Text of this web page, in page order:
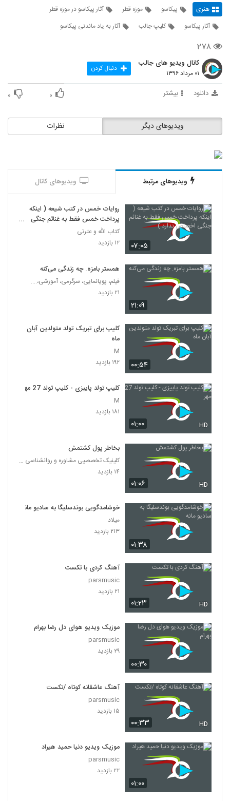
هنری پیکاسو موزه قطر
آثار پیکاسو در موزه قطر
آثار پیکاسو
کلیپ جالب آثار به یاد ماندنی پیکاسو
۲۷۸
کانال ویدیو های جالب
۰۱ مرداد ۱۳۹۶ دنبال کردن
دانلود بیشتر ۰ ۰
نظرات ویدیوهای دیگر
ویدیوهای مرتبط ویدیوهای کانال
۰۷:۰۵
روایات خمس در کتب شیعه ( اینکه
پرداخت خمس فقط به غنائم جنگی
اخصاص ندارد )
کتاب الله و عترتی
۱۲ بازدید
۲۱:۰۹
همستر بامزه. چه زندگی می‌کنه
فیلم، پویانمایی، سرگرمی، آموزشی،....
۲۱ بازدید
۰۰:۵۴
کلیپ برای تبریک تولد متولدین آبان
ماه
M
۱۹۲ بازدید
۰۱:۰۰ HD
کلیپ تولد پاییزی - کلیپ تولد 27 مهر
M
۱۸۱ بازدید
۰۱:۰۶ HD
بخاطر پول کشتمش
کلینیک تخصصیی مشاوره و روانشناسی خانواده ایرانی
۱۴ بازدید
۰۱:۳۸
خوشامدگویی بوندسلیگا به سادیو مانه
میلاد
۲۱۳ بازدید
۰۱:۲۳ HD
آهنگ کردی با تکست
parsmusic
۲۱ بازدید
۰۰:۳۰
موزیک ویدیو هوای دل رضا بهرام
parsmusic
۲۹ بازدید
۰۰:۳۳ HD
آهنگ عاشقانه کوتاه /تکست
parsmusic
۱۵ بازدید
۰۱:۰۰
موزیک ویدیو دنیا حمید هیراد
parsmusic
۲۲ بازدید